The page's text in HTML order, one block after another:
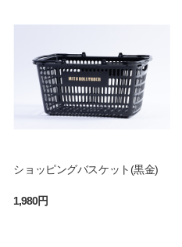
ショッピングバスケット(黒金)
1,980円